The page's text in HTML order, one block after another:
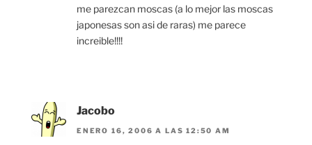
me parezcan moscas (a lo mejor las moscas
japonesas son asi de raras) me parece
increible!!!!
Jacobo
ENERO 16, 2006 A LAS 12:50 AM